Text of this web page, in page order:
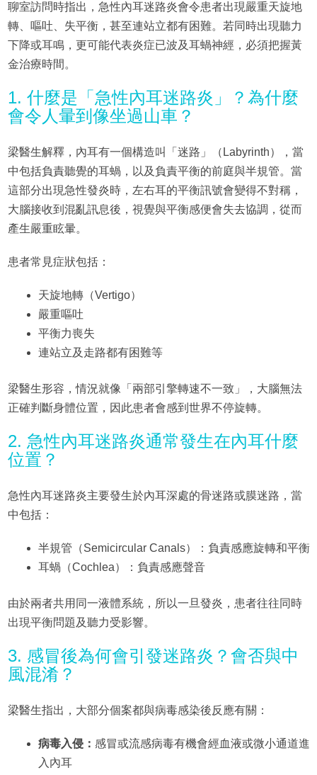
聊室訪問時指出，急性內耳迷路炎會令患者出現嚴重天旋地
轉、嘔吐、失平衡，甚至連站立都有困難。若同時出現聽力
下降或耳鳴，更可能代表炎症已波及耳蝸神經，必須把握黃
金治療時間。
1. 什麼是「急性內耳迷路炎」？為什麼
會令人暈到像坐過山車？
梁醫生解釋，內耳有一個構造叫「迷路」（Labyrinth），當
中包括負責聽覺的耳蝸，以及負責平衡的前庭與半規管。當
這部分出現急性發炎時，左右耳的平衡訊號會變得不對稱，
大腦接收到混亂訊息後，視覺與平衡感便會失去協調，從而
產生嚴重眩暈。
患者常見症狀包括：
天旋地轉（Vertigo）
嚴重嘔吐
平衡力喪失
連站立及走路都有困難等
梁醫生形容，情況就像「兩部引擎轉速不一致」，大腦無法
正確判斷身體位置，因此患者會感到世界不停旋轉。
2. 急性內耳迷路炎通常發生在內耳什麼
位置？
急性內耳迷路炎主要發生於內耳深處的骨迷路或膜迷路，當
中包括：
半規管（Semicircular Canals）：負責感應旋轉和平衡
耳蝸（Cochlea）：負責感應聲音
由於兩者共用同一液體系統，所以一旦發炎，患者往往同時
出現平衡問題及聽力受影響。
3. 感冒後為何會引發迷路炎？會否與中
風混淆？
梁醫生指出，大部分個案都與病毒感染後反應有關：
病毒入侵： 感冒或流感病毒有機會經血液或微小通道進
入內耳